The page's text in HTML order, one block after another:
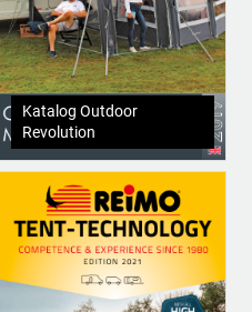
Katalog Outdoor
Revolution